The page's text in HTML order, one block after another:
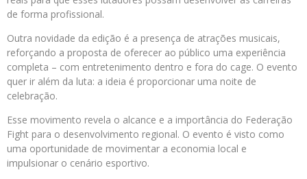
de forma profissional.
Outra novidade da edição é a presença de atrações musicais,
reforçando a proposta de oferecer ao público uma experiência
completa – com entretenimento dentro e fora do cage. O evento
quer ir além da luta: a ideia é proporcionar uma noite de
celebração.
Esse movimento revela o alcance e a importância do Federação
Fight para o desenvolvimento regional. O evento é visto como
uma oportunidade de movimentar a economia local e
impulsionar o cenário esportivo.